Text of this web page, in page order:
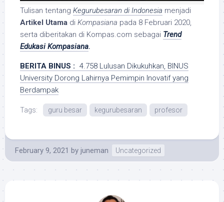
Tulisan tentang Kegurubesaran di Indonesia menjadi
Artikel Utama di Kompasiana pada 8 Februari 2020,
serta diberitakan di Kompas.com sebagai Trend
Edukasi Kompasiana.
BERITA BINUS : 4.758 Lulusan Dikukuhkan, BINUS
University Dorong Lahirnya Pemimpin Inovatif yang
Berdampak
Tags: guru besar kegurubesaran profesor
February 9, 2021 by juneman Uncategorized